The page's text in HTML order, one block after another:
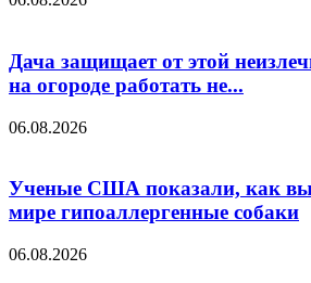
Дача защищает от этой
на огороде работать не...
06.08.2026
Ученые США показали, как
мире гипоаллергенные собаки
06.08.2026